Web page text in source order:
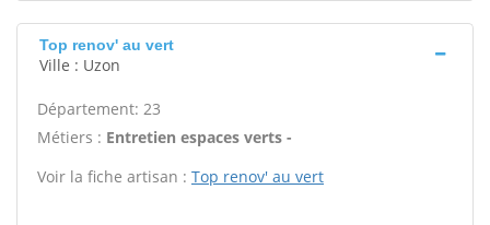
Top renov' au vert
Ville : Uzon
Département: 23
Métiers : Entretien espaces verts -
Voir la fiche artisan : Top renov' au vert